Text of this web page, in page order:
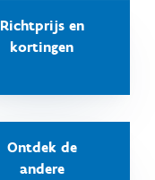
Richtprijs en
kortingen
Ontdek de
andere